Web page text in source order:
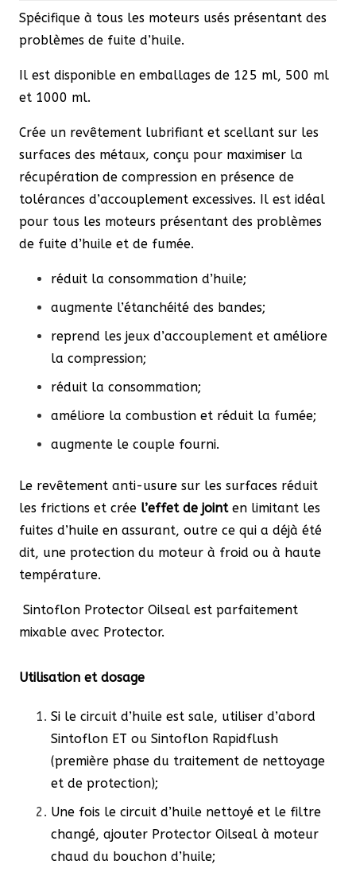
Spécifique à tous les moteurs usés présentant des
problèmes de fuite d’huile.
Il est disponible en emballages de 125 ml, 500 ml
et 1000 ml.
Crée un revêtement lubrifiant et scellant sur les
surfaces des métaux, conçu pour maximiser la
récupération de compression en présence de
tolérances d’accouplement excessives. Il est idéal
pour tous les moteurs présentant des problèmes
de fuite d’huile et de fumée.
réduit la consommation d’huile;
augmente l’étanchéité des bandes;
reprend les jeux d’accouplement et améliore
la compression;
réduit la consommation;
améliore la combustion et réduit la fumée;
augmente le couple fourni.
Le revêtement anti-usure sur les surfaces réduit
les frictions et crée l’effet de jointen limitant les
fuites d’huile en assurant, outre ce qui a déjà été
dit, une protection du moteur à froid ou à haute
température.
Sintoflon Protector Oilseal est parfaitement
mixable avec Protector.
Utilisation et dosage
Si le circuit d’huile est sale, utiliser d’abord
Sintoflon ET ou Sintoflon Rapidflush
(première phase du traitement de nettoyage
et de protection);
Une fois le circuit d’huile nettoyé et le filtre
changé, ajouter Protector Oilseal à moteur
chaud du bouchon d’huile;